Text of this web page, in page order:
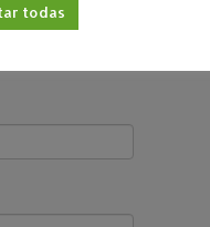
todas